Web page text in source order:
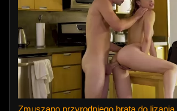
Zmuszano przyrodniego brata do lizania